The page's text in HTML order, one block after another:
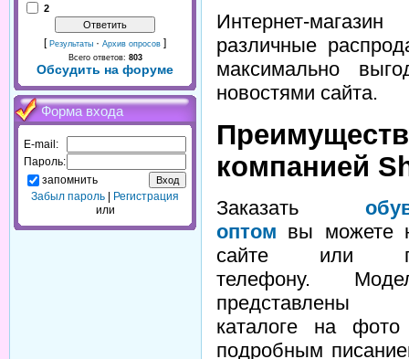
2
[ Результаты · Архив опросов ]
Всего ответов: 803
Обсудить на форуме
Форма входа
E-mail:
Пароль:
запомнить
Забыл пароль
Регистрация
или
Интернет-
различные
максимально
новостями сайта.
компанией
Заказать
оптом вы можете
сайте или
телефону.
представлены
каталоге на
подробным